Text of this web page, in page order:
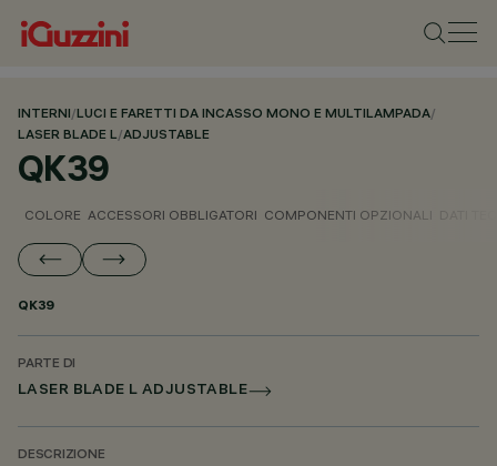
INTERNI/LUCI E FARETTI DA INCASSO MONO E MULTILAMPADA/
LASER BLADE L/ADJUSTABLE
QK39
COLORE ACCESSORI OBBLIGATORI COMPONENTI OPZIONALI
QK39
PARTE DI
LASER BLADE L ADJUSTABLE
DESCRIZIONE